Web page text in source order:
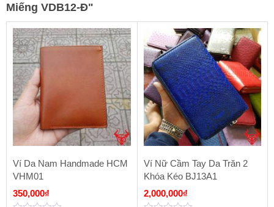
Miếng VDB12-Đ"
Ví Da Nam Handmade HCM
VHM01
350,000₫
Ví Nữ Cầm Tay Da Trăn 2
Khóa Kéo BJ13A1
2,000,000₫